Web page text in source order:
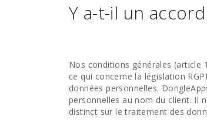
Y a-t-il un
Nos conditions générales (article
ce qui concerne la législation
données personnelles.
personnelles au nom du client. Il
distinct sur le traitement des